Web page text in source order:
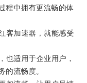
程中拥有更流畅的体
加速器，就能感受
适用于企业用户，
的流畅度。